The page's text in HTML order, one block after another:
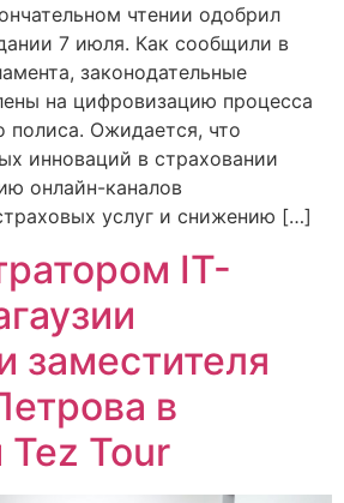
чтении одобрил
7 июля. Как сообщили в
законодательные
на цифровизацию процесса
полиса. Ожидается, что
инноваций в страховании
онлайн-каналов
услуг и снижению […]
IT-
заместителя
в
Tour